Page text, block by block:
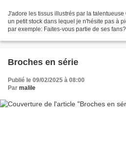
J'adore les tissus illustrés par la
un petit stock dans lequel je n'hésite pas à
par exemple: Faites-vous partie de ses fans?
Broches en série
Publié le 09/02/2025 à 08:00
Par malile